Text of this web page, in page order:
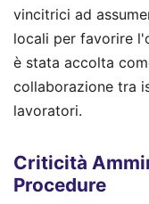
vincitrici ad
locali per favorire
è stata accolta
collaborazione tra
lavoratori.
Criticità
Procedure